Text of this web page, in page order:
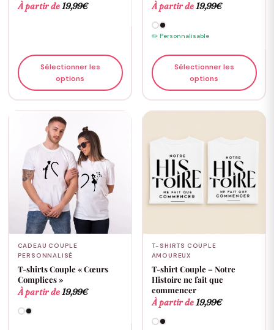
À partir de19,99€
Sélectionner les
options
À partir de19,99€
✏️ Personnalisable
Sélectionner les
options
CADEAU COUPLE
PERSONNALISÉ
T-shirts Couple « Cœurs
Complices »
À partir de19,99€
T-SHIRTS COUPLE
AMOUREUX
T-shirt Couple – Notre
Histoire ne fait que
commencer
À partir de19,99€